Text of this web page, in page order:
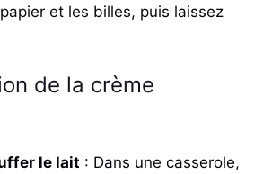
et les billes, puis laissez
de la crème
le lait : Dans une casserole,